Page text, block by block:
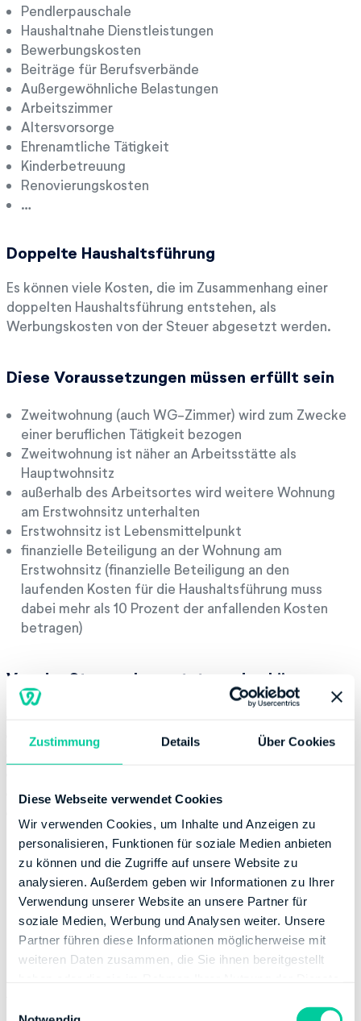
Zustimmung Details Über Cookies
Diese Webseite verwendet Cookies
Wir verwenden Cookies, um Inhalte und Anzeigen zu
personalisieren, Funktionen für soziale Medien anbieten
zu können und die Zugriffe auf unsere Website zu
analysieren. Außerdem geben wir Informationen zu Ihrer
Verwendung unserer Website an unsere Partner für
soziale Medien, Werbung und Analysen weiter. Unsere
Partner führen diese Informationen möglicherweise mit
weiteren Daten zusammen, die Sie ihnen bereitgestellt
Pendlerpauschale
Haushaltnahe Dienstleistungen
Bewerbungskosten
Beiträge für Berufsverbände
Außergewöhnliche Belastungen
Arbeitszimmer
Altersvorsorge
Ehrenamtliche Tätigkeit
Kinderbetreuung
Renovierungskosten
…
Doppelte Haushaltsführung
Es können viele Kosten, die im Zusammenhang einer
doppelten Haushaltsführung entstehen, als
Werbungskosten von der Steuer abgesetzt werden.
Diese Voraussetzungen müssen erfüllt sein
Zweitwohnung (auch WG-Zimmer) wird zum Zwecke
einer beruflichen Tätigkeit bezogen
Zweitwohnung ist näher an Arbeitsstätte als
Hauptwohnsitz
außerhalb des Arbeitsortes wird weitere Wohnung
am Erstwohnsitz unterhalten
Erstwohnsitz ist Lebensmittelpunkt
finanzielle Beteiligung an der Wohnung am
Erstwohnsitz (finanzielle Beteiligung an den
laufenden Kosten für die Haushaltsführung muss
dabei mehr als 10 Prozent der anfallenden Kosten
betragen)
Von der Steuer abgesetzt werden können
Rundfunkbeitrag
Verpflegungsmehraufwand
Sonderausgaben
Prinzipiell lassen sich Sonderausgaben in 2 Kategorien
einteilen. Dazu gehören zum einen
„Vorsorgeaufwendungen” und zum anderen „andere
Sonderausgaben”.